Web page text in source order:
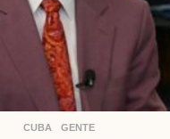
CUBA ,GENTE